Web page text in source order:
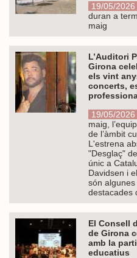
19/05/
duran a
maig
L’Auditori
Girona
els vint
concerts,
19/05/
maig,
de l’àmbit
L'estrena
"Desglaç"
únic a
Davidsen i
són
destacades
El Consell
de Girona
amb la
educatius